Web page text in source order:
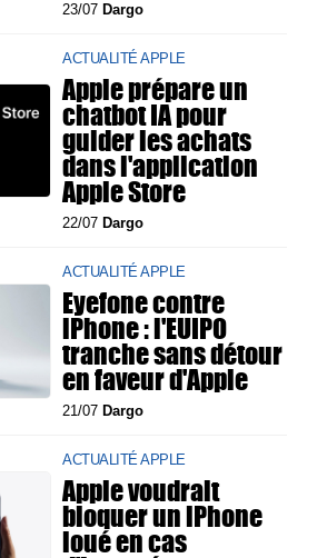
23/07 Dargo
ACTUALITÉ APPLE
Apple prépare un
chatbot IA pour
guider les achats
dans l'application
Apple Store
22/07 Dargo
ACTUALITÉ APPLE
Eyefone contre
iPhone : l'EUIPO
tranche sans détour
en faveur d'Apple
21/07 Dargo
ACTUALITÉ APPLE
Apple voudrait
bloquer un iPhone
loué en cas